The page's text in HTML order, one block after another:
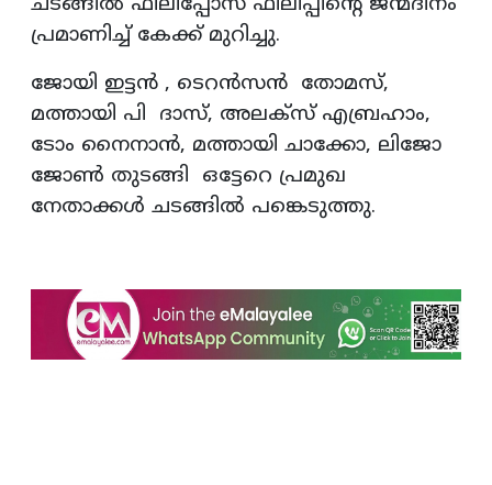
പ്രമാണിച്ച് കേക്ക് മുറിച്ചു.
ജോയി ഇട്ടൻ , ടെറൻസൻ തോമസ്,
മത്തായി പി ദാസ്, അലക്സ് എബ്രഹാം,
ടോം നൈനാൻ, മത്തായി ചാക്കോ, ലിജോ
ജോൺ തുടങ്ങി ഒട്ടേറെ പ്രമുഖ
നേതാക്കൾ ചടങ്ങിൽ പങ്കെടുത്തു.